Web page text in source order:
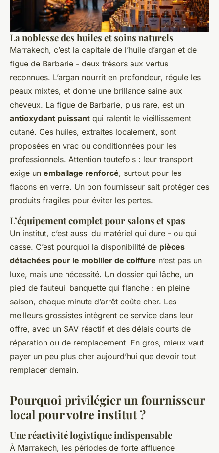
La noblesse des huiles et soins naturels
Marrakech, c’est la capitale de l’huile d’argan et de
figue de Barbarie - deux trésors aux vertus
reconnues. L’argan nourrit en profondeur, régule les
peaux mixtes, et donne une brillance saine aux
cheveux. La figue de Barbarie, plus rare, est un
antioxydant puissant qui ralentit le vieillissement
cutané. Ces huiles, extraites localement, sont
proposées en vrac ou conditionnées pour les
professionnels. Attention toutefois : leur transport
exige un emballage renforcé, surtout pour les
flacons en verre. Un bon fournisseur sait protéger ces
produits fragiles pour éviter les pertes.
L’équipement complet pour salons et spas
Un institut, c’est aussi du matériel qui dure - ou qui
casse. C’est pourquoi la disponibilité de pièces
détachées pour le mobilier de coiffure n’est pas un
luxe, mais une nécessité. Un dossier qui lâche, un
pied de fauteuil banquette qui flanche : en pleine
saison, chaque minute d’arrêt coûte cher. Les
meilleurs grossistes intègrent ce service dans leur
offre, avec un SAV réactif et des délais courts de
réparation ou de remplacement. En gros, mieux vaut
payer un peu plus cher aujourd’hui que devoir tout
remplacer demain.
Pourquoi privilégier un fournisseur
local pour votre institut ?
Une réactivité logistique indispensable
À Marrakech, les périodes de forte affluence